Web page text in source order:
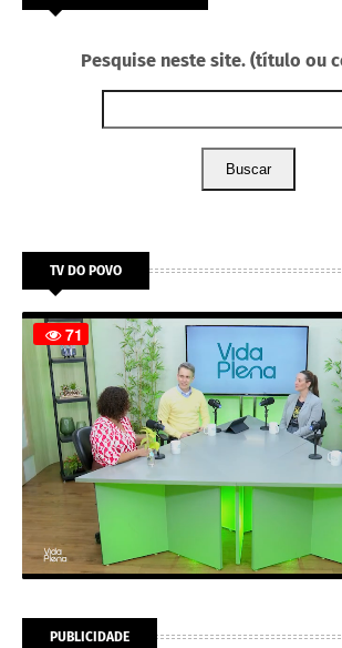
Pesquise neste site. (título ou
Buscar
TV DO POVO
PUBLICIDADE